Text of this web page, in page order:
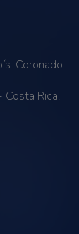
Coronado
Rica.